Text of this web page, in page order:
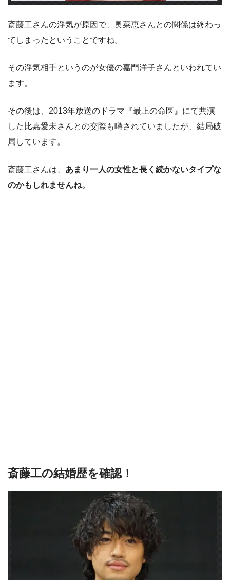
斎藤工さんの浮気が原因で、奥菜恵さんとの関係は終わっ
てしまったということですね。
その浮気相手というのが女優の嘉門洋子さんといわれてい
ます。
その後は、2013年放送のドラマ『最上の命医』にて共演
した比嘉愛未さんとの交際も噂されていましたが、結局破
局しています。
斎藤工さんは、 あまり一人の女性と長く続かないタイプな
のかもしれませんね。
斎藤工の結婚歴を確認！